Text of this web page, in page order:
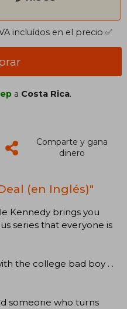
incluídos en el precio ✅
a Costa Rica.
Comparte y gana
dinero
(en Inglés)"
Kennedy brings you
series that everyone is
the college bad boy . .
someone who turns